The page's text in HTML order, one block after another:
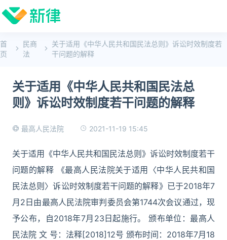
首
页
民商
法
关于适用《中华人民共和国民法总则》诉讼时效制度若
干问题的解释
关于适用《中华人民共和国民法总
则》诉讼时效制度若干问题的解释
最高人民法院 2021-11-19 15:45
关于适用《中华人民共和国民法总则》诉讼时效制度若干
问题的解释 《最高人民法院关于适用〈中华人民共和国
民法总则〉诉讼时效制度若干问题的解释》已于2018年7
月2日由最高人民法院审判委员会第1744次会议通过，现
予公布，自2018年7月23日起施行。 颁布单位：最高人
民法院 文 号：法释[2018]12号 颁布时间：2018年7月18